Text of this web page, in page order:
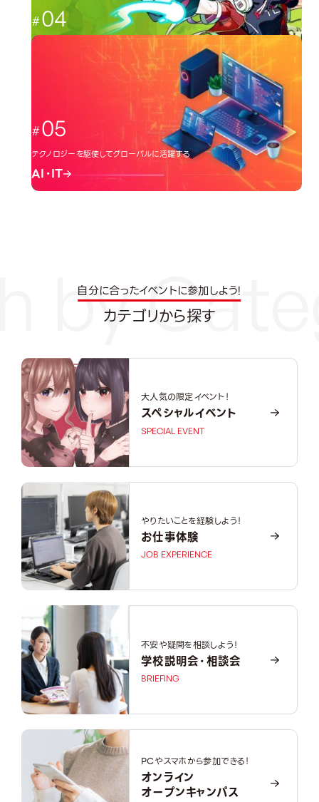
04
日本のクリエーター文化を広める
イラスト・アニメ
05
テクノロジーを駆使してグローバルに活躍する
AI・IT
自分に合ったイベントに参加しよう!
カテゴリから探す
大人気の限定イベント！
スペシャルイベント
SPECIAL EVENT
やりたいことを経験しよう！
お仕事体験
JOB EXPERIENCE
不安や疑問を相談しよう！
学校説明会・相談会
BRIEFING
PCやスマホから参加できる！
オンライン
オープンキャンパス